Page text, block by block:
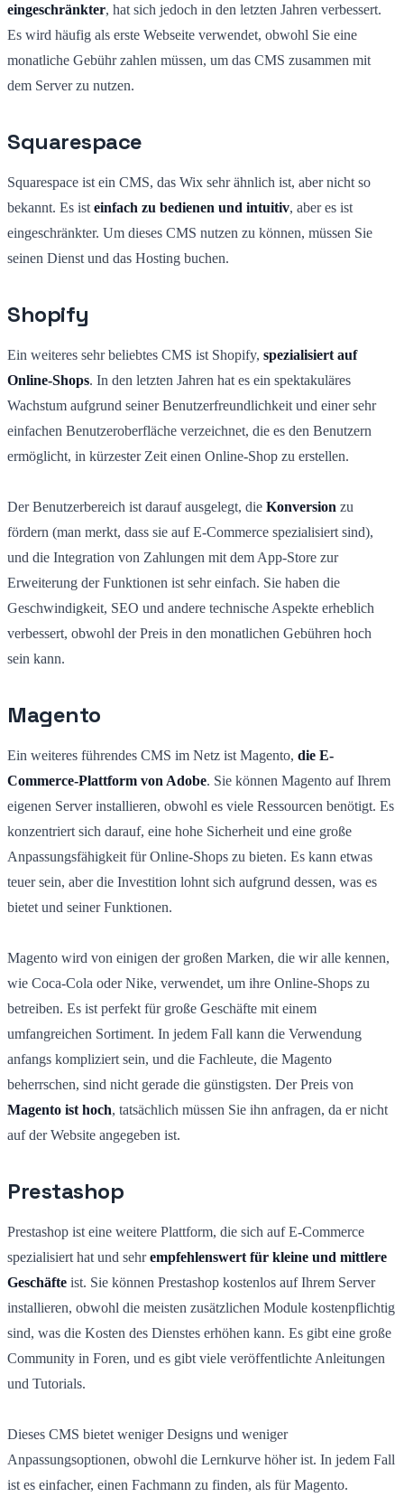
eingeschränkter, hat sich jedoch in den letzten Jahren verbessert.
Es wird häufig als erste Webseite verwendet, obwohl Sie eine
monatliche Gebühr zahlen müssen, um das CMS zusammen mit
dem Server zu nutzen.
Squarespace
Squarespace ist ein CMS, das Wix sehr ähnlich ist, aber nicht so
bekannt. Es ist einfach zu bedienen und intuitiv, aber es ist
eingeschränkter. Um dieses CMS nutzen zu können, müssen Sie
seinen Dienst und das Hosting buchen.
Shopify
Ein weiteres sehr beliebtes CMS ist Shopify, spezialisiert auf
Online-Shops. In den letzten Jahren hat es ein spektakuläres
Wachstum aufgrund seiner Benutzerfreundlichkeit und einer sehr
einfachen Benutzeroberfläche verzeichnet, die es den Benutzern
ermöglicht, in kürzester Zeit einen Online-Shop zu erstellen.
Der Benutzerbereich ist darauf ausgelegt, die Konversion zu
fördern (man merkt, dass sie auf E-Commerce spezialisiert sind),
und die Integration von Zahlungen mit dem App-Store zur
Erweiterung der Funktionen ist sehr einfach. Sie haben die
Geschwindigkeit, SEO und andere technische Aspekte erheblich
verbessert, obwohl der Preis in den monatlichen Gebühren hoch
sein kann.
Magento
Ein weiteres führendes CMS im Netz ist Magento, die E-
Commerce-Plattform von Adobe. Sie können Magento auf Ihrem
eigenen Server installieren, obwohl es viele Ressourcen benötigt. Es
konzentriert sich darauf, eine hohe Sicherheit und eine große
Anpassungsfähigkeit für Online-Shops zu bieten. Es kann etwas
teuer sein, aber die Investition lohnt sich aufgrund dessen, was es
bietet und seiner Funktionen.
Magento wird von einigen der großen Marken, die wir alle kennen,
wie Coca-Cola oder Nike, verwendet, um ihre Online-Shops zu
betreiben. Es ist perfekt für große Geschäfte mit einem
umfangreichen Sortiment. In jedem Fall kann die Verwendung
anfangs kompliziert sein, und die Fachleute, die Magento
beherrschen, sind nicht gerade die günstigsten. Der Preis von
Magento ist hoch, tatsächlich müssen Sie ihn anfragen, da er nicht
auf der Website angegeben ist.
Prestashop
Prestashop ist eine weitere Plattform, die sich auf E-Commerce
spezialisiert hat und sehrempfehlenswert für kleine und mittlere
Geschäfte ist. Sie können Prestashop kostenlos auf Ihrem Server
installieren, obwohl die meisten zusätzlichen Module kostenpflichtig
sind, was die Kosten des Dienstes erhöhen kann. Es gibt eine große
Community in Foren, und es gibt viele veröffentlichte Anleitungen
und Tutorials.
Dieses CMS bietet weniger Designs und weniger
Anpassungsoptionen, obwohl die Lernkurve höher ist. In jedem Fall
ist es einfacher, einen Fachmann zu finden, als für Magento.